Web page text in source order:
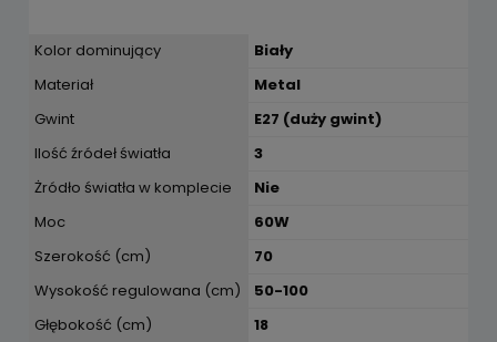
Kolor dominujący
Biały
Materiał
Metal
Gwint
E27 (duży gwint)
Ilość źródeł światła
3
Żródło światła w komplecie
Nie
Moc
60W
Szerokość (cm)
70
Wysokość regulowana (cm)
50-100
Głębokość (cm)
18